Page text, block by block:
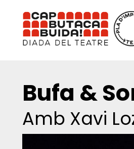
Bufa &
Amb Xavi